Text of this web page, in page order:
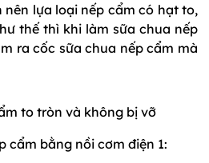
lựa loại nếp cẩm có hạt to,
thế thì khi làm sữa chua nếp
ra cốc sữa chua nếp cẩm mà
to tròn và không bị vỡ
cẩm bằng nồi cơm điện 1: